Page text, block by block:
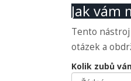
Jak vám
Tento
otázek a
Kolik zubů